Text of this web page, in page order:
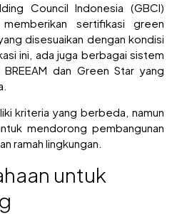
Council Indonesia (GBCI)
sertifikasi green
disesuaikan dengan kondisi
ini, ada juga berbagai sistem
dan Green Star yang
kriteria yang berbeda, namun
mendorong pembangunan
ramah lingkungan.
untuk